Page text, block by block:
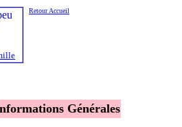
Générales
Retour Accueil